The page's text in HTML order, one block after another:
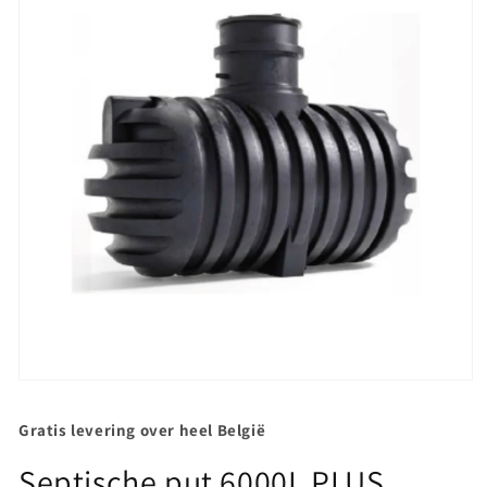
in
Gratis levering over heel België